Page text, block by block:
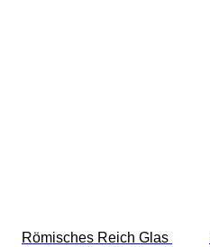
Römisches Reich Glas